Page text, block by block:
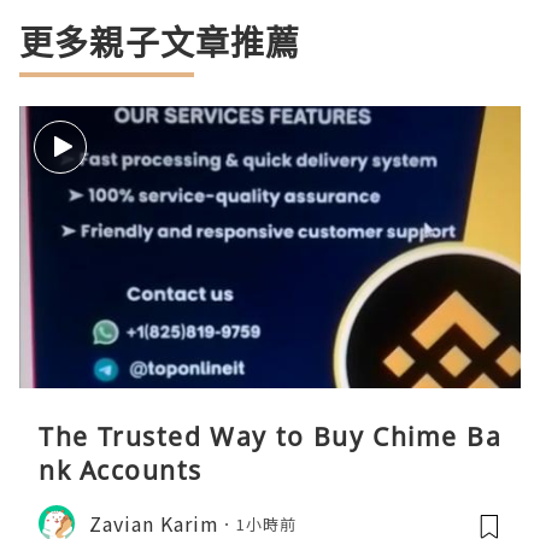
更多親子文章推薦
The Trusted Way to Buy Chime Ba
nk Accounts
Zavian Karim 1小時前